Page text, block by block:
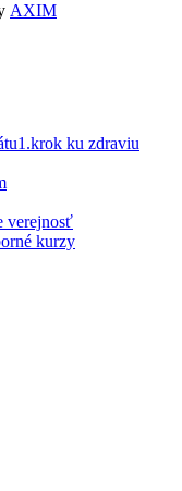
AXIM
1.krok ku zdraviu
verejnosť
kurzy